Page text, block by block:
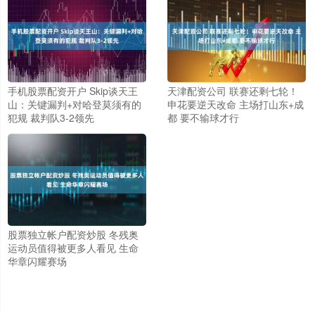
手机股票配资开户 Skip谈天王
山：关键漏判+对哈登莫须有的
犯规 裁判队3-2领先
天津配资公司 联赛还剩七轮！
申花要逆天改命 主场打山东+成
都 要不输球才行
股票独立帐户配资炒股 冬残奥
运动员值得被更多人看见 生命
华章闪耀赛场